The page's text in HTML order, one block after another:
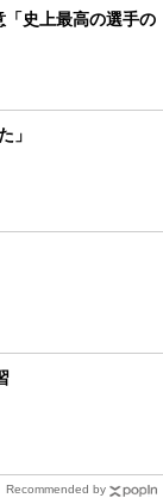
「史上最高の選手の
」
Recommended by